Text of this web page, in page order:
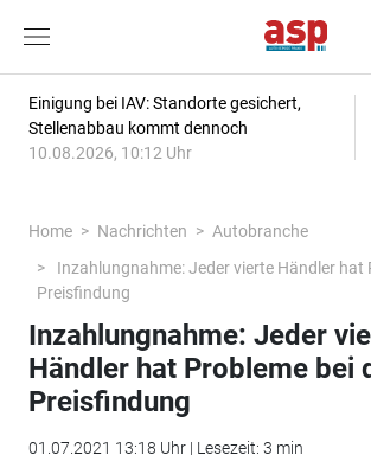
Einigung bei IAV: Standorte gesichert,
Stellenabbau kommt dennoch
10.08.2026, 10:12 Uhr
Home Nachrichten
Autobranche
Inzahlungnahme: Jeder vierte Händler hat
Preisfindung
Inzahlungnahme: Jeder
Händler hat Probleme bei
Preisfindung
01.07.2021 13:18 Uhr | Lesezeit: 3 min